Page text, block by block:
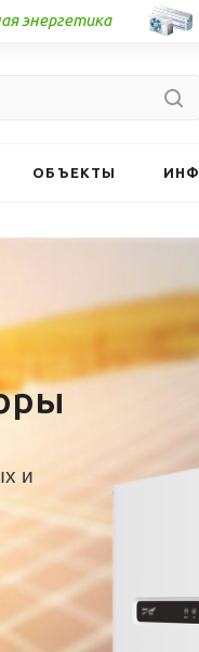
энергетика
ОБЪЕКТЫ
и